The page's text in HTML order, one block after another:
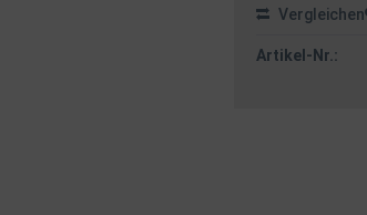
Vergleichen
Artikel-Nr.: